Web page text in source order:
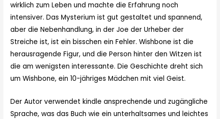
wirklich zum Leben und machte die Erfahrung noch
intensiver. Das Mysterium ist gut gestaltet und spannend,
aber die Nebenhandlung, in der Joe der Urheber der
Streiche ist, ist ein bisschen ein Fehler. Wishbone ist die
herausragende Figur, und die Person hinter den Witzen ist
die am wenigsten interessante. Die Geschichte dreht sich
um Wishbone, ein 10-jähriges Mädchen mit viel Geist.
Der Autor verwendet kindle ansprechende und zugängliche
Sprache, was das Buch wie ein unterhaltsames und leichtes